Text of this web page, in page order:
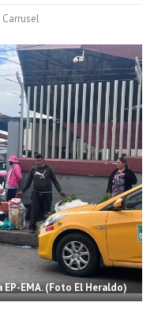
Carrusel
EMA. (Foto El Heraldo)